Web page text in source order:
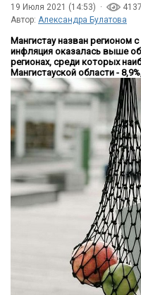
19 Июля 2021 (14:53) ·
4137
Автор: Александра Булатова
Мангистау назван регионом
инфляция оказалась выше
регионах, среди которых
Мангистауской области -